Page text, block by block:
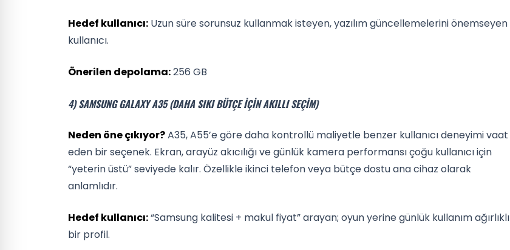
Hedef kullanıcı: Uzun süre sorunsuz kullanmak isteyen, yazılım güncellemelerini önemseyen
kullanıcı.
Önerilen depolama:256 GB
4) SAMSUNG GALAXY A35 (DAHA SIKI BÜTÇE İÇIN AKILLI SEÇIM)
Neden öne çıkıyor?A35, A55’e göre daha kontrollü maliyetle benzer kullanıcı deneyimi vaat
eden bir seçenek. Ekran, arayüz akıcılığı ve günlük kamera performansı çoğu kullanıcı için
“yeterin üstü” seviyede kalır. Özellikle ikinci telefon veya bütçe dostu ana cihaz olarak
anlamlıdır.
Hedef kullanıcı:“Samsung kalitesi + makul fiyat” arayan; oyun yerine günlük kullanım ağırlıklı
bir profil.